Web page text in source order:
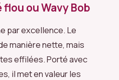
ou Wavy Bob
par excellence. Le
manière nette, mais
effilées. Porté avec
il met en valeur les